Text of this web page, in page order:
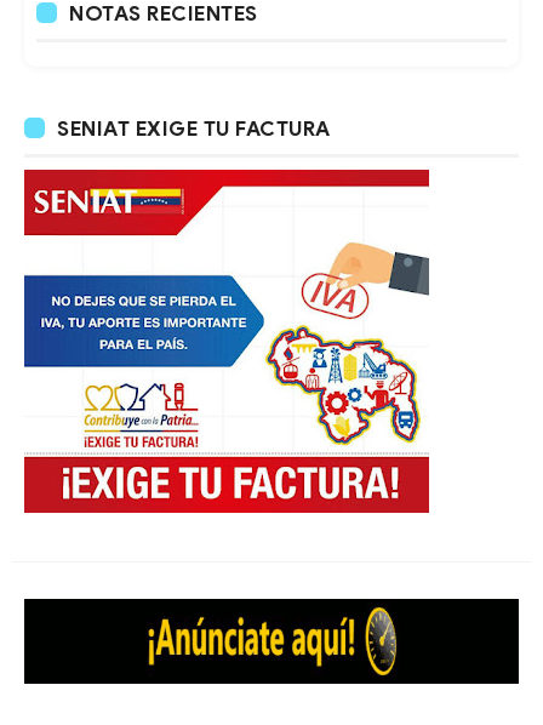
NOTAS RECIENTES
SENIAT EXIGE TU FACTURA